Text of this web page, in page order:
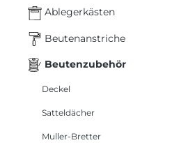
Ablegerkästen
Beutenanstriche
Beutenzubehör
Deckel
Satteldächer
Muller-Bretter